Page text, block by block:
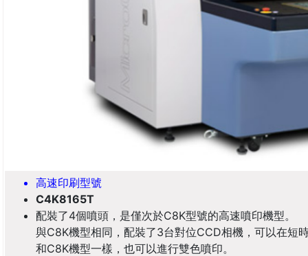
高速印刷型號
C4K8165T
配裝了4個噴頭，是僅次於C8K型號的高速噴印機型。
與C8K機型相同，配裝了3台對位CCD相機，可以在短
和C8K機型一樣，也可以進行雙色噴印。